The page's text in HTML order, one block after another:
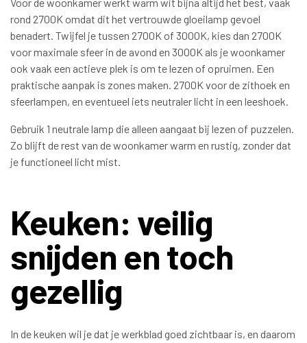
Voor de woonkamer werkt warm wit bijna altijd het best, vaak
rond 2700K omdat dit het vertrouwde gloeilamp gevoel
benadert. Twijfel je tussen 2700K of 3000K, kies dan 2700K
voor maximale sfeer in de avond en 3000K als je woonkamer
ook vaak een actieve plek is om te lezen of opruimen. Een
praktische aanpak is zones maken. 2700K voor de zithoek en
sfeerlampen, en eventueel iets neutraler licht in een leeshoek.
Gebruik 1 neutrale lamp die alleen aangaat bij lezen of puzzelen.
Zo blijft de rest van de woonkamer warm en rustig, zonder dat
je functioneel licht mist.
Keuken: veilig
snijden en toch
gezellig
In de keuken wil je dat je werkblad goed zichtbaar is, en daarom